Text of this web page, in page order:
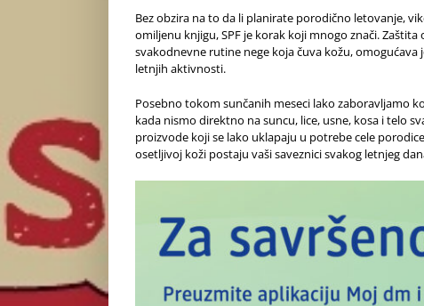
Bez obzira na to da li planirate porodično letovanje,
omiljenu knjigu, SPF je korak koji mnogo znači.
svakodnevne rutine nege koja čuva kožu,
letnjih aktivnosti.
Posebno tokom sunčanih meseci lako zaboravljamo
kada nismo direktno na suncu, lice, usne, kosa i telo
proizvode koji se lako uklapaju u potrebe cele
osetljivoj koži postaju vaši saveznici svakog letnjeg